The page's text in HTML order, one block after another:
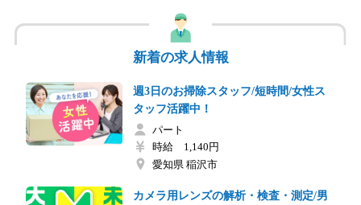
新着の求人情報
週3日のお掃除スタッフ/短時間/女性ス
タッフ活躍中！
パート
時給 1,140円
愛知県 稲沢市
カメラ用レンズの解析・検査・測定/男